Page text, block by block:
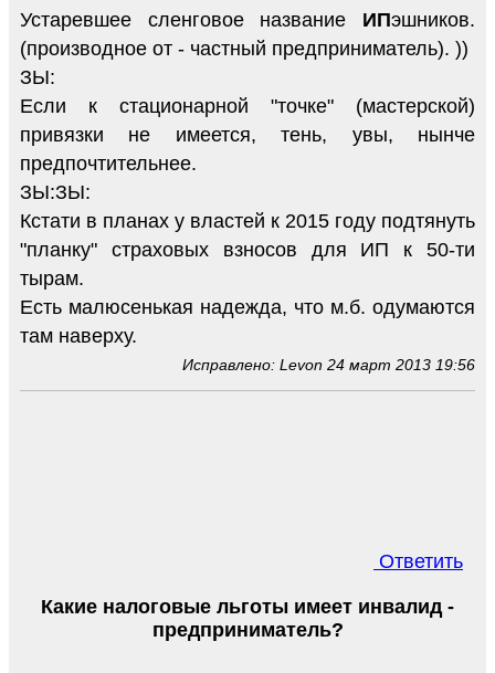
Устаревшее сленговое название ИПэшников.
(производное от - частный предприниматель). ))
ЗЫ:
Если к стационарной "точке" (мастерской)
привязки не имеется, тень, увы, нынче
предпочтительнее.
ЗЫ:ЗЫ:
Кстати в планах у властей к 2015 году подтянуть
"планку" страховых взносов для ИП к 50-ти
тырам.
Есть малюсенькая надежда, что м.б. одумаются
там наверху.
Исправлено: Levon 24 март 2013 19:56
Ответить
Какие налоговые льготы имеет инвалид -
предприниматель?